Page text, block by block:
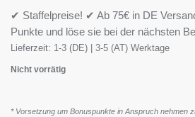
✔ Staffelpreise! ✔ Ab 75€ in DE
Punkte und löse sie bei der nächsten
Lieferzeit: 1-3 (DE) | 3-5 (AT) Werktage
Nicht vorrätig
* Vorsetzung um Bonuspunkte in Anspruch nehmen